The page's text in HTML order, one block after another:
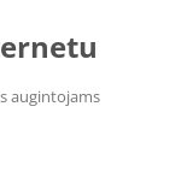
augintojams